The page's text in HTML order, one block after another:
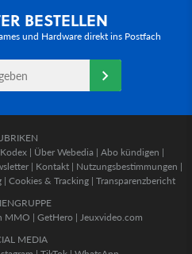
BESTELLEN
und Hardware direkt ins Postfach
| Über Webedia | Abo kündigen |
| Kontakt | Nutzungsbestimmungen |
| Cookies & Tracking | Transparenzbericht
MMO | GetHero | Jeuxvideo.com
MEDIA